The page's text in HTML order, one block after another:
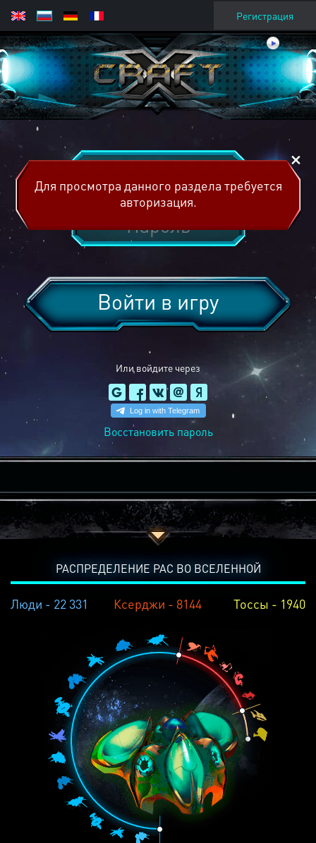
Регистрация
Или войдите через
Войти в игру
Восстановить пароль
Для просмотра данного раздела требуется
авторизация.
РАСПРЕДЕЛЕНИЕ РАС ВО ВСЕЛЕННОЙ
Люди - 22 331 Ксерджи - 8144 Тоссы - 1940